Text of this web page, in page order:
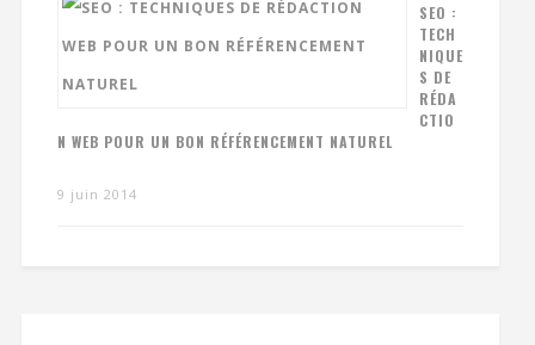
SEO :
TECH
NIQUE
S DE
RÉDA
CTIO
N WEB POUR UN BON RÉFÉRENCEMENT NATUREL
9 juin 2014